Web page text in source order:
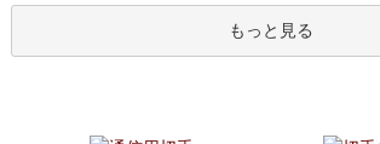
もっと見る